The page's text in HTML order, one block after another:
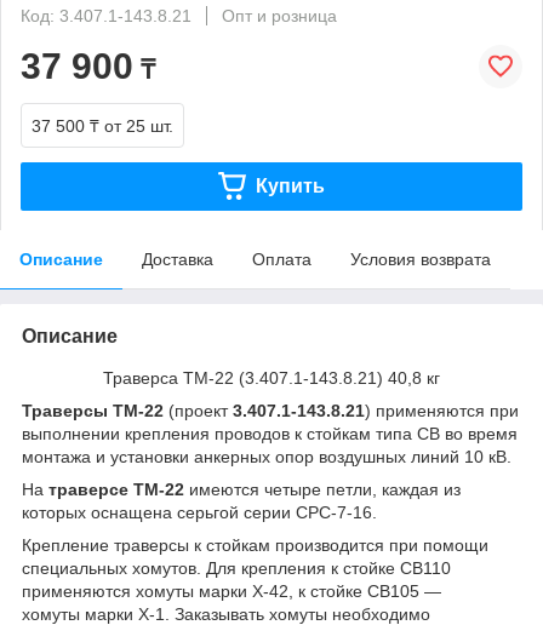
Код: 3.407.1-143.8.21
Опт и розница
37 900 ₸
37 500 ₸ от 25 шт.
Купить
Описание Доставка Оплата Условия возврата
Описание
Траверса ТМ-22 (3.407.1-143.8.21) 40,8 кг
Траверсы ТМ-22 (проект3.407.1-143.8.21) применяются при
выполнении крепления проводов к стойкам типа СВ во время
монтажа и установки анкерных опор воздушных линий 10 кВ.
На траверсе ТМ-22 имеются четыре петли, каждая из
которых оснащена серьгой серии СРС-7-16.
Крепление траверсы к стойкам производится при помощи
специальных хомутов. Для крепления к стойке СВ110
применяются хомуты марки Х-42, к стойке СВ105 ―
хомуты марки Х-1. Заказывать хомуты необходимо